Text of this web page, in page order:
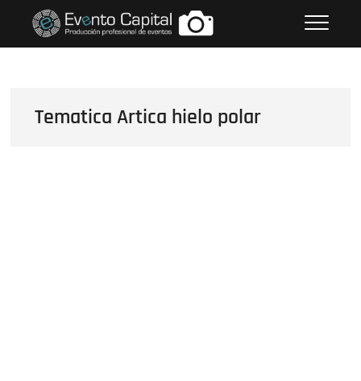
contenido
FOTOS GRUPO EMPRESARIAL
Tematica Artica hielo polar